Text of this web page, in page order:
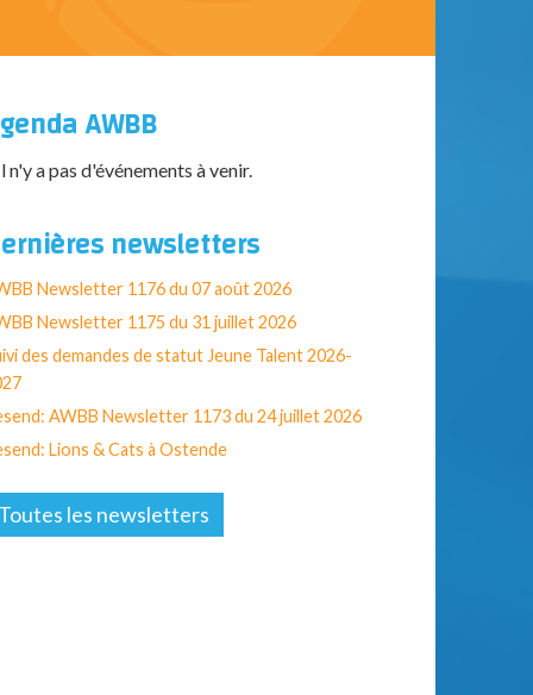
AWBB
n'y a pas d'événements à venir.
newsletters
Newsletter 1176 du 07 août 2026
Newsletter 1175 du 31 juillet 2026
des demandes de statut Jeune Talent 2026-
AWBB Newsletter 1173 du 24 juillet 2026
Lions & Cats à Ostende
les newsletters